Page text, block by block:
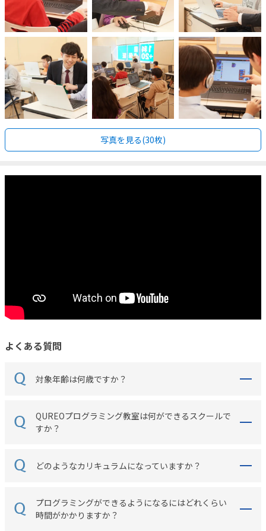
写真を見る(30枚)
よくある質問
対象年齢は何歳ですか？
QUREOプログラミング教室は何ができるスクールで
すか？
どのようなカリキュラムになっていますか？
プログラミングができるようになるにはどれくらい
時間がかかりますか？